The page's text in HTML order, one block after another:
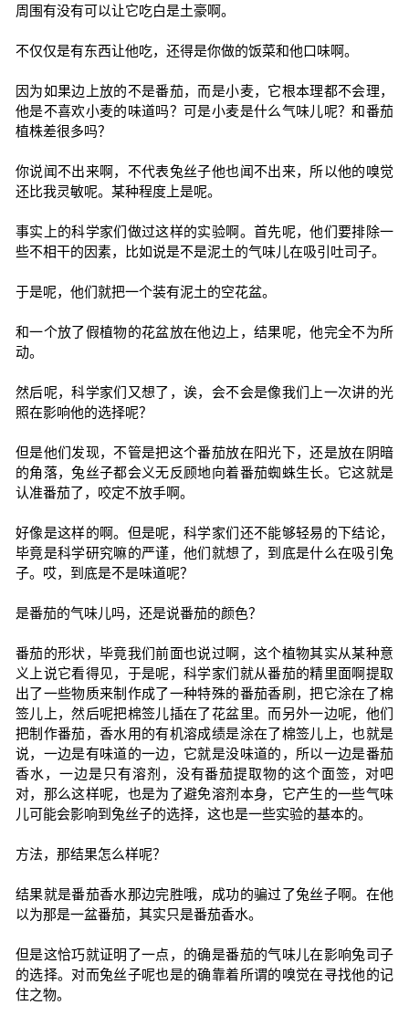
周围有没有可以让它吃白是土豪啊。
不仅仅是有东西让他吃，还得是你做的饭菜和他口味啊。
因为如果边上放的不是番茄，而是小麦，它根本理都不会理，
他是不喜欢小麦的味道吗？可是小麦是什么气味儿呢？和番茄
植株差很多吗？
你说闻不出来啊，不代表兔丝子他也闻不出来，所以他的嗅觉
还比我灵敏呢。某种程度上是呢。
事实上的科学家们做过这样的实验啊。首先呢，他们要排除一
些不相干的因素，比如说是不是泥土的气味儿在吸引吐司子。
于是呢，他们就把一个装有泥土的空花盆。
和一个放了假植物的花盆放在他边上，结果呢，他完全不为所
动。
然后呢，科学家们又想了，诶，会不会是像我们上一次讲的光
照在影响他的选择呢？
但是他们发现，不管是把这个番茄放在阳光下，还是放在阴暗
的角落，兔丝子都会义无反顾地向着番茄蜘蛛生长。它这就是
认准番茄了，咬定不放手啊。
好像是这样的啊。但是呢，科学家们还不能够轻易的下结论，
毕竟是科学研究嘛的严谨，他们就想了，到底是什么在吸引兔
子。哎，到底是不是味道呢？
是番茄的气味儿吗，还是说番茄的颜色？
番茄的形状，毕竟我们前面也说过啊，这个植物其实从某种意
义上说它看得见，于是呢，科学家们就从番茄的精里面啊提取
出了一些物质来制作成了一种特殊的番茄香刷，把它涂在了棉
签儿上，然后呢把棉签儿插在了花盆里。而另外一边呢，他们
把制作番茄，香水用的有机溶成绩是涂在了棉签儿上，也就是
说，一边是有味道的一边，它就是没味道的，所以一边是番茄
香水，一边是只有溶剂，没有番茄提取物的这个面签，对吧
对，那么这样呢，也是为了避免溶剂本身，它产生的一些气味
儿可能会影响到兔丝子的选择，这也是一些实验的基本的。
方法，那结果怎么样呢？
结果就是番茄香水那边完胜哦，成功的骗过了兔丝子啊。在他
以为那是一盆番茄，其实只是番茄香水。
但是这恰巧就证明了一点，的确是番茄的气味儿在影响兔司子
的选择。对而兔丝子呢也是的确靠着所谓的嗅觉在寻找他的记
住之物。